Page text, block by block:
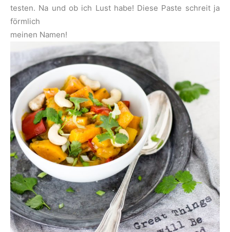
testen. Na und ob ich Lust habe! Diese Paste schreit ja
förmlich
meinen Namen!